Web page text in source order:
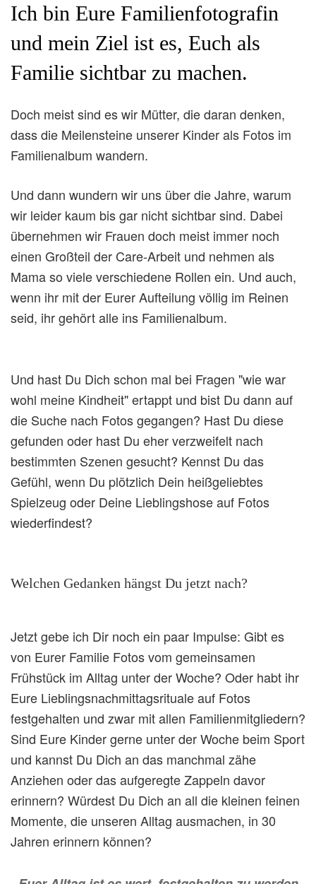
Ich bin Eure Familienfotografin
und mein Ziel ist es, Euch als
Familie sichtbar zu machen.
Doch meist sind es wir Mütter, die daran denken,
dass die Meilensteine unserer Kinder als Fotos im
Familienalbum wandern.
Und dann wundern wir uns über die Jahre, warum
wir leider kaum bis gar nicht sichtbar sind. Dabei
übernehmen wir Frauen doch meist immer noch
einen Großteil der Care-Arbeit und nehmen als
Mama so viele verschiedene Rollen ein. Und auch,
wenn ihr mit der Eurer Aufteilung völlig im Reinen
seid, ihr gehört alle ins Familienalbum.
Und hast Du Dich schon mal bei Fragen "wie war
wohl meine Kindheit" ertappt und bist Du dann auf
die Suche nach Fotos gegangen? Hast Du diese
gefunden oder hast Du eher verzweifelt nach
bestimmten Szenen gesucht? Kennst Du das
Gefühl, wenn Du plötzlich Dein heißgeliebtes
Spielzeug oder Deine Lieblingshose auf Fotos
wiederfindest?
Welchen Gedanken hängst Du jetzt nach?
Jetzt gebe ich Dir noch ein paar Impulse: Gibt es
von Eurer Familie Fotos vom gemeinsamen
Frühstück im Alltag unter der Woche? Oder habt ihr
Eure Lieblingsnachmittagsrituale auf Fotos
festgehalten und zwar mit allen Familienmitgliedern?
Sind Eure Kinder gerne unter der Woche beim Sport
und kannst Du Dich an das manchmal zähe
Anziehen oder das aufgeregte Zappeln davor
erinnern? Würdest Du Dich an all die kleinen feinen
Momente, die unseren Alltag ausmachen, in 30
Jahren erinnern können?